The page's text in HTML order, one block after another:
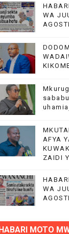
ZAO
WA
AFYA
ZAIDI
WA
MOTO